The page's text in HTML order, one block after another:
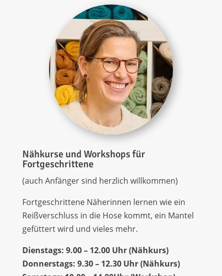
Nähkurse und Workshops für
Fortgeschrittene
(auch Anfänger sind herzlich willkommen)
Fortgeschrittene Näherinnen lernen wie ein
Reißverschluss in die Hose kommt, ein Mantel
gefüttert wird und vieles mehr.
Dienstags: 9.00 – 12.00 Uhr (Nähkurs)
Donnerstags: 9.30 – 12.30 Uhr (Nähkurs)